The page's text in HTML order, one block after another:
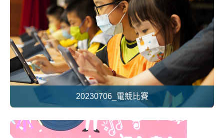
20230706_電競比賽